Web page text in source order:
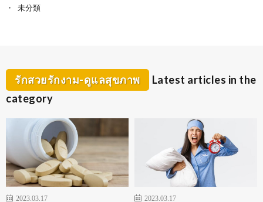
未分類
รักสวยรักงาม-ดูแลสุขภาพ
Latest articles in the
category
2023.03.17
2023.03.17